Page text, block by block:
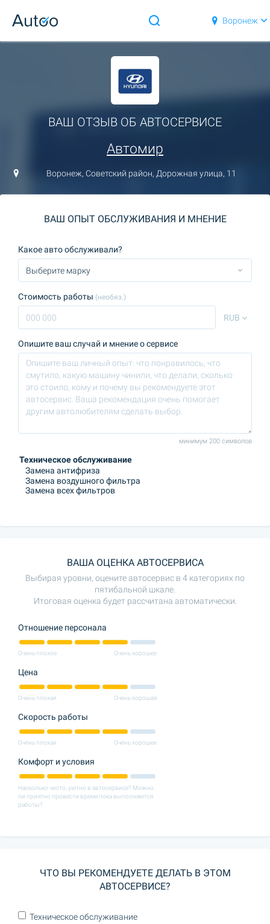
Воронеж
ВАШ ОТЗЫВ ОБ АВТОСЕРВИСЕ
Автомир
Воронеж, Советский район, Дорожная улица, 11
ВАШ ОПЫТ ОБСЛУЖИВАНИЯ И МНЕНИЕ
Какое авто обслуживали?
Стоимость работы (необяз.)
RUB
Опишите ваш случай и мнение о сервисе
минимум 200 символов
ВАША ОЦЕНКА АВТОСЕРВИСА
Выбирая уровни, оцените автосервис в 4 категориях по
пятибальной шкале.
Итоговая оценка будет рассчитана автоматически.
Отношение персонала
Очень плохое Очень хорошее
Цена
Очень плохая Очень хорошая
Скорость работы
Очень плохая Очень хорошее
Комфорт и условия
Насколько чисто, уютно в автосервисе? Можно
ли приятно провести время пока выполняются
работы?
ЧТО ВЫ РЕКОМЕНДУЕТЕ ДЕЛАТЬ В ЭТОМ
АВТОСЕРВИСЕ?
Техническое обслуживание